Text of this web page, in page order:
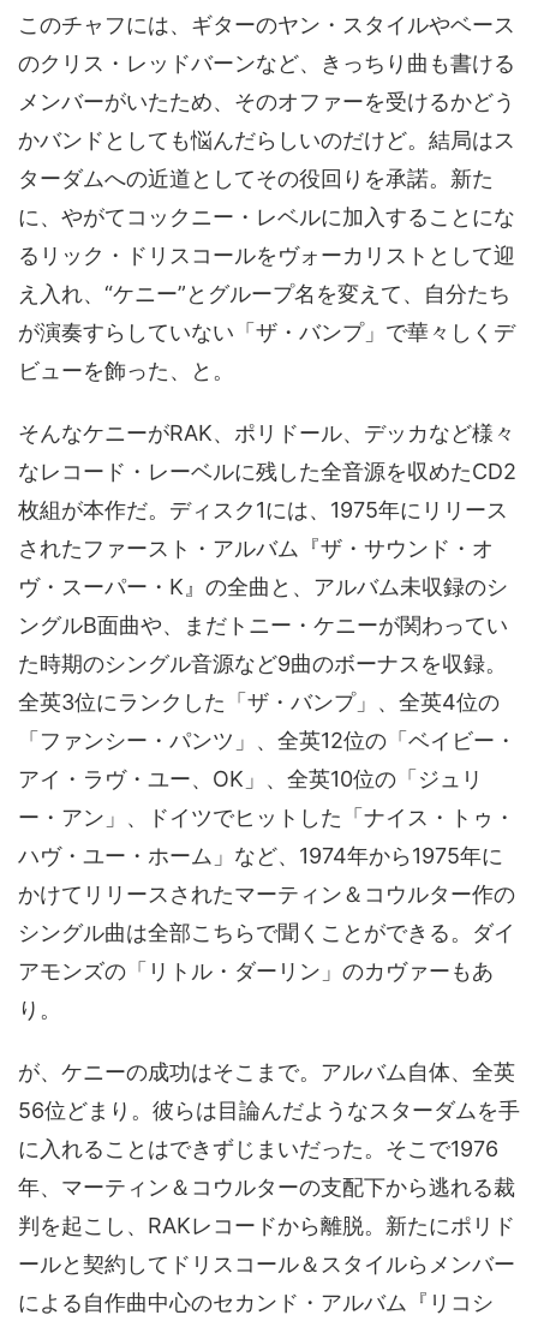
このチャフには、ギターのヤン・スタイルやベース
のクリス・レッドバーンなど、きっちり曲も書ける
メンバーがいたため、そのオファーを受けるかどう
かバンドとしても悩んだらしいのだけど。結局はス
ターダムへの近道としてその役回りを承諾。新た
に、やがてコックニー・レベルに加入することにな
るリック・ドリスコールをヴォーカリストとして迎
え入れ、“ケニー”とグループ名を変えて、自分たち
が演奏すらしていない「ザ・バンプ」で華々しくデ
ビューを飾った、と。
そんなケニーがRAK、ポリドール、デッカなど様々
なレコード・レーベルに残した全音源を収めたCD2
枚組が本作だ。ディスク1には、1975年にリリース
されたファースト・アルバム『ザ・サウンド・オ
ヴ・スーパー・K』の全曲と、アルバム未収録のシ
ングルB面曲や、まだトニー・ケニーが関わってい
た時期のシングル音源など9曲のボーナスを収録。
全英3位にランクした「ザ・バンプ」、全英4位の
「ファンシー・パンツ」、全英12位の「ベイビー・
アイ・ラヴ・ユー、OK」、全英10位の「ジュリ
ー・アン」、ドイツでヒットした「ナイス・トゥ・
ハヴ・ユー・ホーム」など、1974年から1975年に
かけてリリースされたマーティン＆コウルター作の
シングル曲は全部こちらで聞くことができる。ダイ
アモンズの「リトル・ダーリン」のカヴァーもあ
り。
が、ケニーの成功はそこまで。アルバム自体、全英
56位どまり。彼らは目論んだようなスターダムを手
に入れることはできずじまいだった。そこで1976
年、マーティン＆コウルターの支配下から逃れる裁
判を起こし、RAKレコードから離脱。新たにポリド
ールと契約してドリスコール＆スタイルらメンバー
による自作曲中心のセカンド・アルバム『リコシ